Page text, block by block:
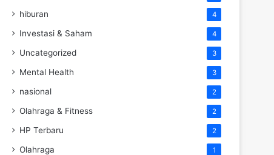
hiburan 4
Investasi & Saham 4
Uncategorized 3
Mental Health 3
nasional 2
Olahraga & Fitness 2
HP Terbaru 2
Olahraga 1